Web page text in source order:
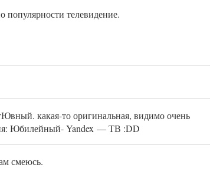
популярности телевидение.
какая-то оригинальная, видимо очень
Юбилейный- Yandex — ТВ :DD
смеюсь.